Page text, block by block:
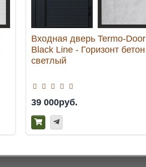
Входная дверь Termo-Door
Black Line - Горизонт бетон
светлый
39 000руб.